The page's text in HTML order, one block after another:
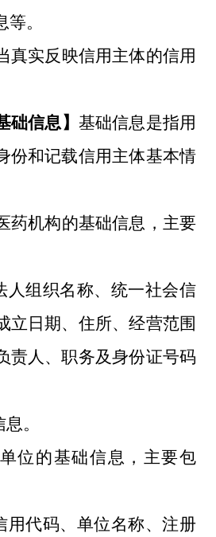
。
真实反映信用主体的信用
础信息】 基础信息是指用
份和记载信用主体基本情
药机构的基础信息， 主要
人组织名称、统一社会信
立日期、住所、经营范围
责人、职务及身份证号码
。
位的基础信息， 主要包
用代码、单位名称、注册